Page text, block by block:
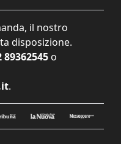
il nostro
disposizione.
89362545 o
.